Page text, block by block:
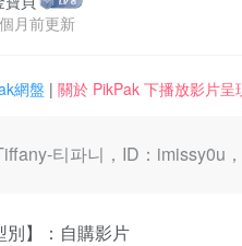
月前更新
網盤 | 關於 PikPak 下播放影片呈
티파니，ID：imissy0u
別】：自購影片